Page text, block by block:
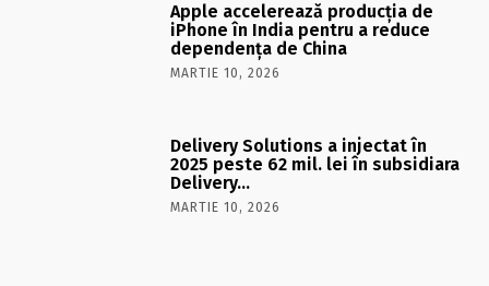
Apple accelerează producția de
iPhone în India pentru a reduce
dependența de China
MARTIE 10, 2026
Delivery Solutions a injectat în
2025 peste 62 mil. lei în subsidiara
Delivery…
MARTIE 10, 2026